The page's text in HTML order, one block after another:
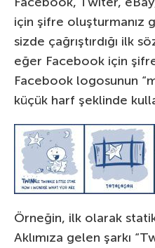
için şifre oluşturmanız
sizde çağrıştırdığı ilk
eğer Facebook için
Facebook logosunun
küçük harf şeklinde
Örneğin, ilk olarak
Aklımıza gelen şarkı